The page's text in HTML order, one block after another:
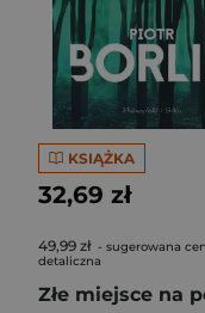
KSIĄŻKA
32,69 zł
49,99 zł - sugerowana
detaliczna
Złe miejsce na